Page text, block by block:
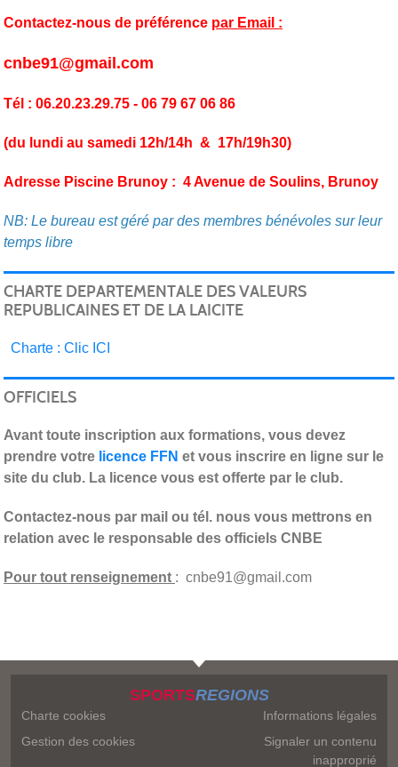
Contactez-nous de préférence par Email :
cnbe91@gmail.com
Tél : 06.20.23.29.75 - 06 79 67 06 86
(du lundi au samedi 12h/14h & 17h/19h30)
Adresse Piscine Brunoy : 4 Avenue de Soulins, Brunoy
NB: Le bureau est géré par des membres bénévoles sur leur
temps libre
CHARTE DEPARTEMENTALE DES VALEURS
REPUBLICAINES ET DE LA LAICITE
Charte : Clic ICI
OFFICIELS
Avant toute inscription aux formations, vous devez
prendre votre licence FFN et vous inscrire en ligne sur le
site du club. La licence vous est offerte par le club.
Contactez-nous par mail ou tél. nous vous mettrons en
relation avec le responsable des officiels CNBE
Pour tout renseignement : cnbe91@gmail.com
SPORTSREGIONS
Charte cookies
Gestion des cookies
Informations légales
Signaler un contenu
inapproprié